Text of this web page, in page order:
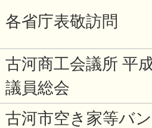
各省庁表敬訪問
古河商工会議所 平
議員総会
古河市空き家等バ